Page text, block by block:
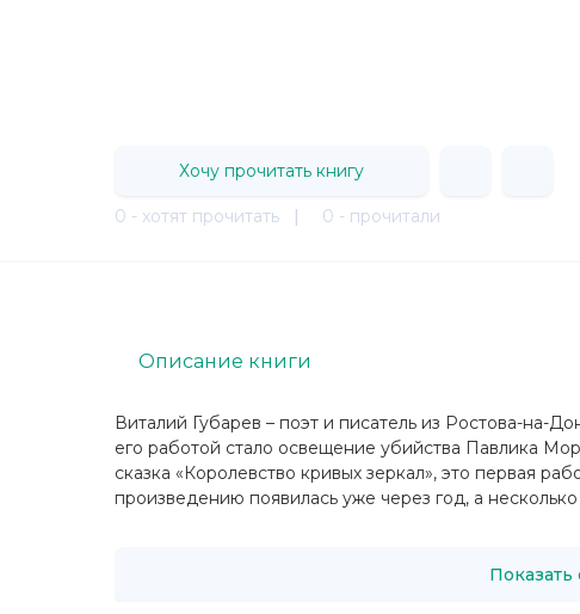
Хочу прочитать книгу
0 - хотят прочитать | 0 - прочитали
Виталий Губарев – поэт и писатель из Ростова-на-
его работой стало освещение убийства Павлика
сказка «Королевство кривых зеркал», это первая
произведению появилась уже через год, а
Показать
Описание книги